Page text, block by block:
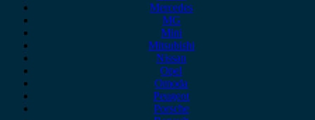
Mercedes
MG
Mini
Mitsubishi
Nissan
Opel
Omoda
Peugeot
Porsche